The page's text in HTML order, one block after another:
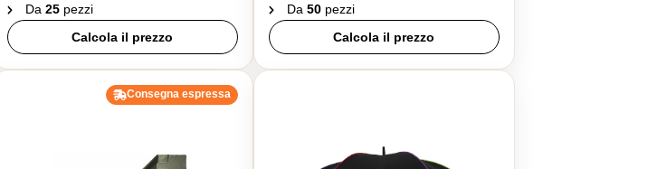
Da 25pezzi
Calcola il prezzo
Da 50pezzi
Calcola il prezzo
Consegna espressa